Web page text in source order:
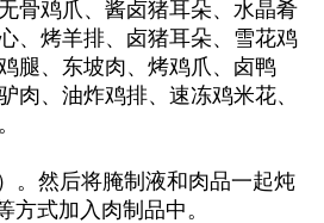
骨鸡爪、酱卤猪耳朵、水晶肴
、烤羊排、卤猪耳朵、雪花鸡
腿、东坡肉、烤鸡爪、卤鸭
、油炸鸡排、速冻鸡米花、
。然后将腌制液和肉品一起炖
式加入肉制品中。